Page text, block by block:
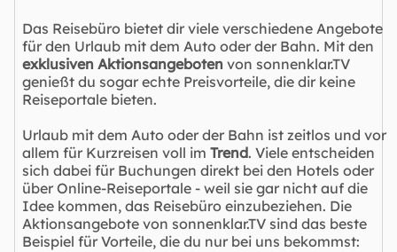
Das Reisebüro bietet dir viele verschiedene Angebote
für den Urlaub mit dem Auto oder der Bahn. Mit den
exklusiven Aktionsangeboten von sonnenklar.TV
genießt du sogar echte Preisvorteile, die dir keine
Reiseportale bieten.
Urlaub mit dem Auto oder der Bahn ist zeitlos und vor
allem für Kurzreisen voll im Trend. Viele entscheiden
sich dabei für Buchungen direkt bei den Hotels oder
über Online-Reiseportale - weil sie gar nicht auf die
Idee kommen, das Reisebüro einzubeziehen. Die
Aktionsangebote von sonnenklar.TV sind das beste
Beispiel für Vorteile, die du nur bei uns bekommst: